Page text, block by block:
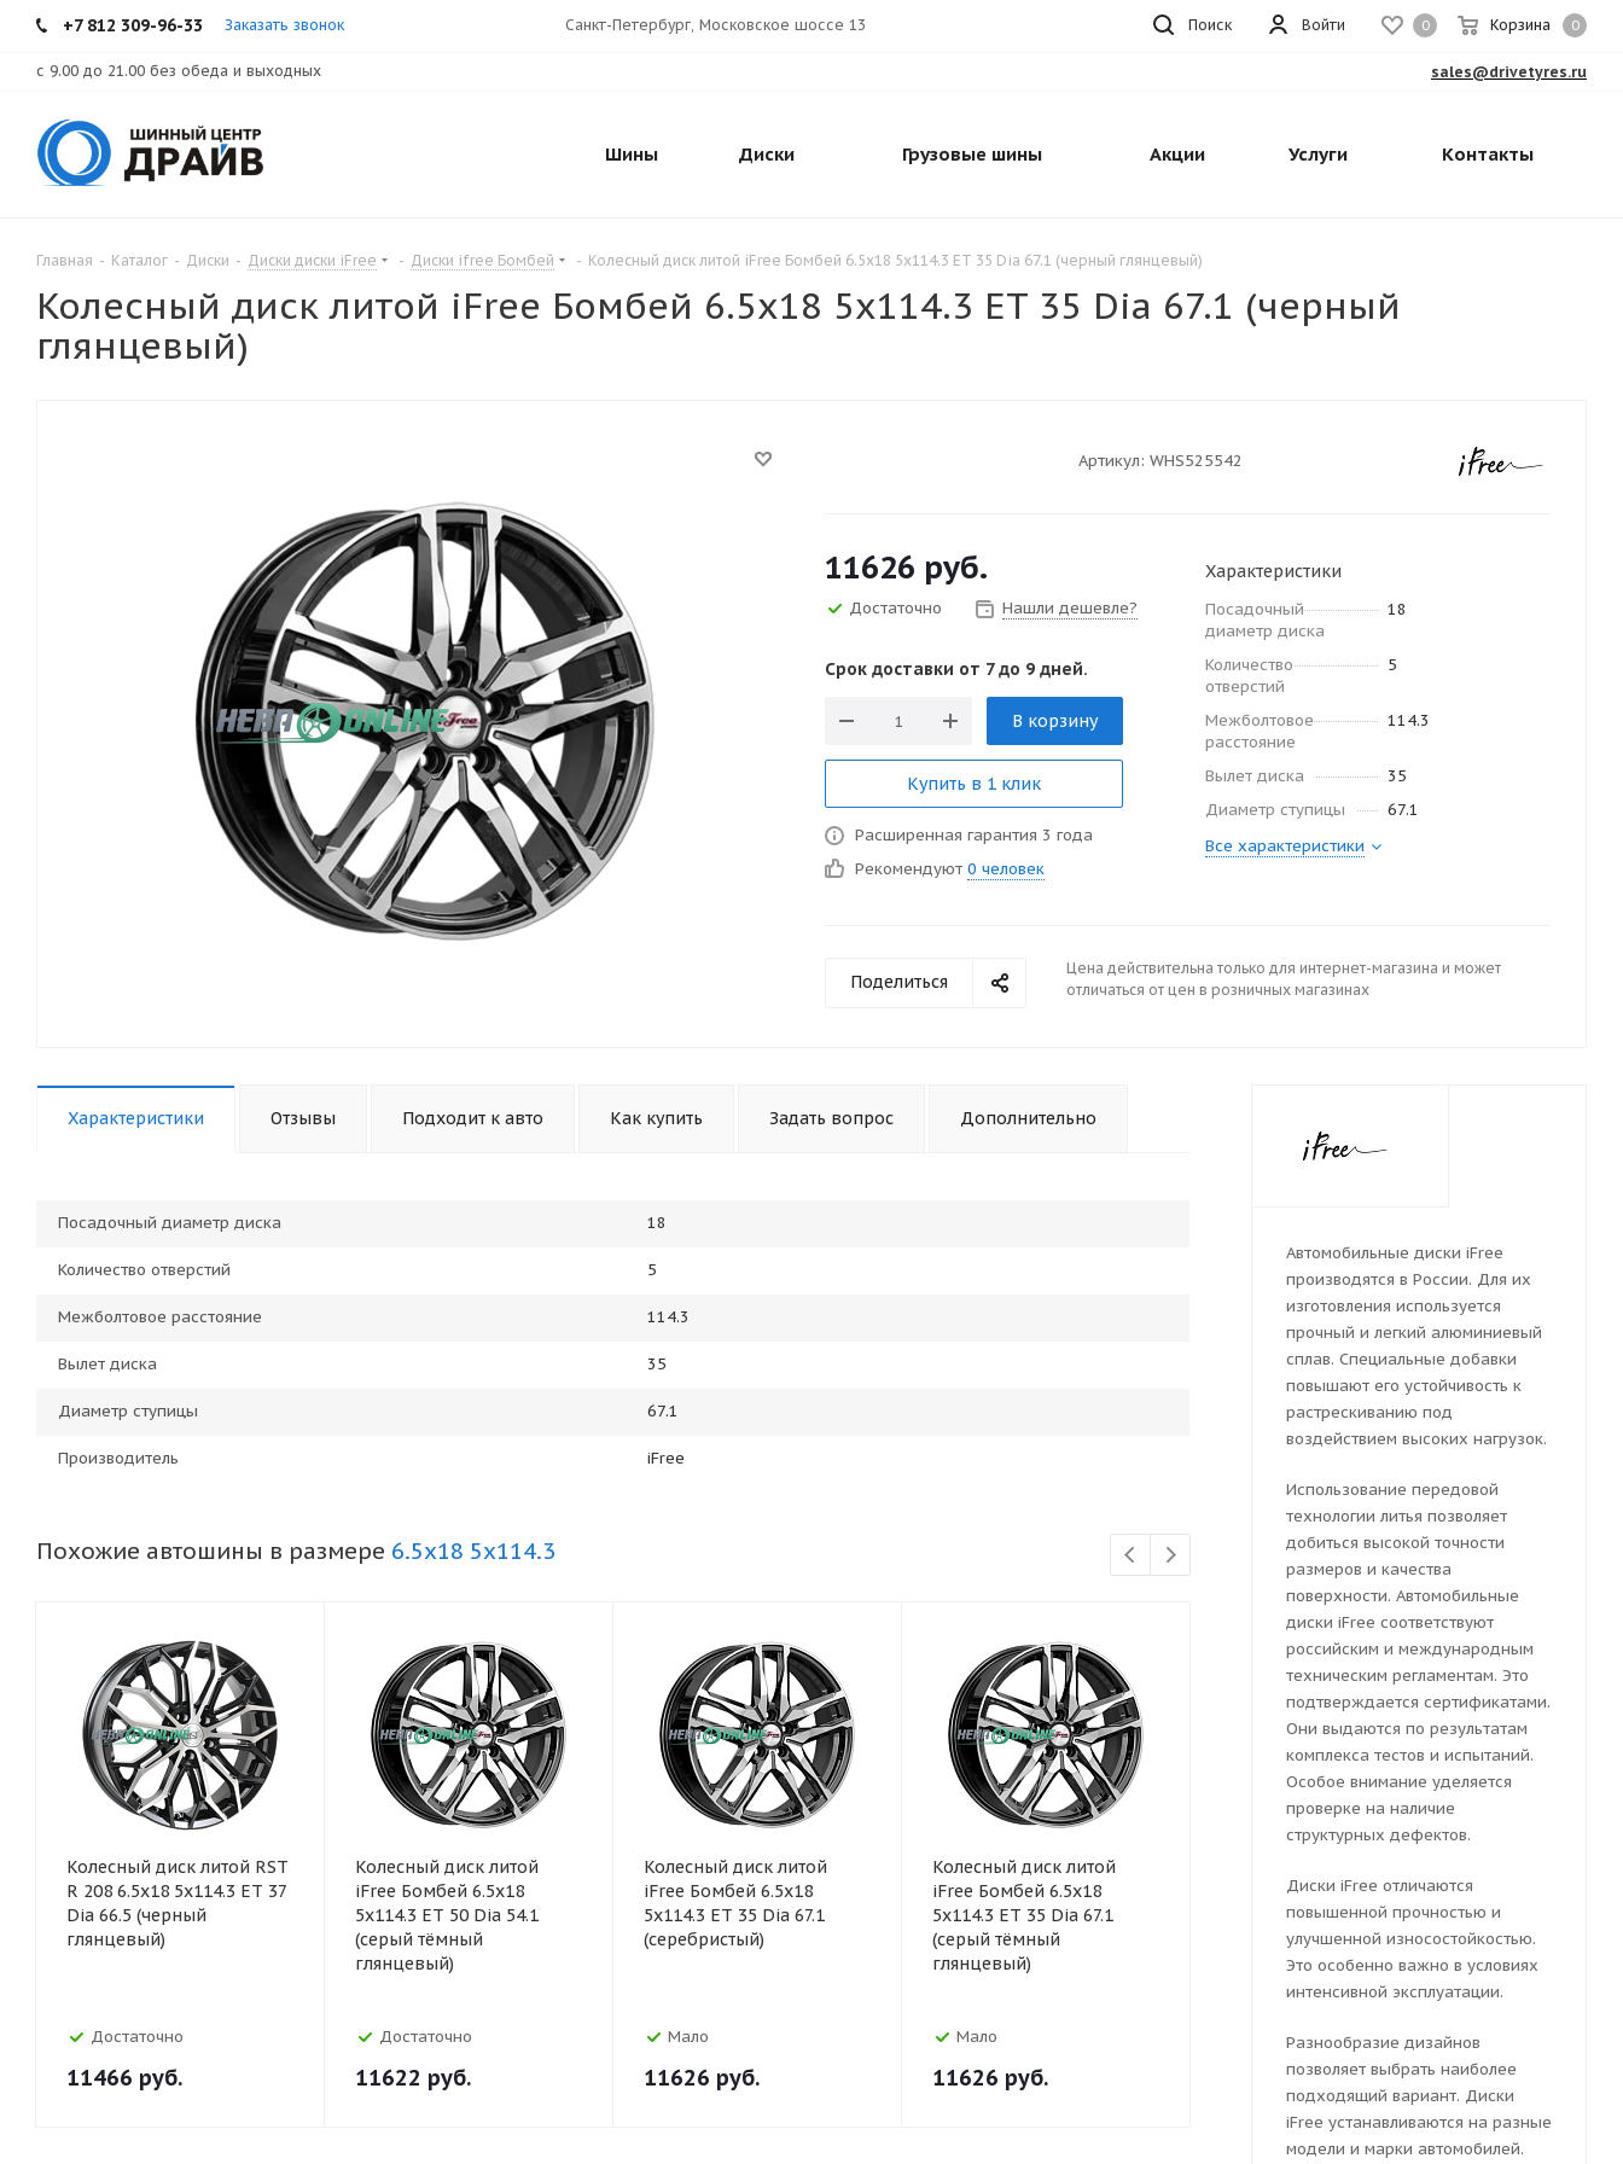
+7 812 309-96-33 Заказать звонок 0 Корзина 0
Войти
Санкт-Петербург, Московское шоссе 13 Поиск
с 9.00 до 21.00 без обеда и выходных sales@drivetyres.ru
Шины Диски Грузовые шины Акции Услуги Контакты
Главная - Каталог - Диски - Диски диски iFree - Диски ifree Бомбей - Колесный диск литой iFree Бомбей 6.5x18 5x114.3 ET 35 Dia 67.1 (черный глянцевый)
Колесный диск литой iFree Бомбей 6.5x18 5x114.3 ET 35 Dia 67.1 (черный
глянцевый)
Артикул: WHS525542
11626 руб.
Достаточно Нашли дешевле?
Срок доставки от 7 до 9 дней.
В корзину
Купить в 1 клик
Расширенная гарантия 3 года
Рекомендуют 0 человек
Характеристики
Посадочный
диаметр диска
18
Количество
отверстий
5
Межболтовое
расстояние
114.3
Вылет диска
35
Диаметр ступицы
67.1
Все характеристики
Поделиться
Цена действительна только для интернет-магазина и может
отличаться от цен в розничных магазинах
Характеристики Отзывы Подходит к авто Как купить Задать вопрос Дополнительно
Посадочный диаметр диска 18
Количество отверстий 5
Межболтовое расстояние 114.3
Вылет диска 35
Диаметр ступицы 67.1
Производитель iFree
Похожие автошины в размере 6.5x18 5x114.3
Колесный диск литой RST
R 208 6.5x18 5x114.3 ET 37
Dia 66.5 (черный
глянцевый)
Достаточно
11466 руб.
Колесный диск литой
iFree Бомбей 6.5x18
5x114.3 ET 50 Dia 54.1
(серый тёмный
глянцевый)
Достаточно
11622 руб.
Колесный диск литой
iFree Бомбей 6.5x18
5x114.3 ET 35 Dia 67.1
(серебристый)
Мало
11626 руб.
Колесный диск литой
iFree Бомбей 6.5x18
5x114.3 ET 35 Dia 67.1
(серый тёмный
глянцевый)
Мало
11626 руб.
iFree Бомбей 6.5x18
5x114.3 ET 37 Dia 66.6
(серебристый темный)
Много
11626руб. 11626
Автомобильные диски iFree
производятся в России. Для их
изготовления используется
прочный и легкий алюминиевый
сплав. Специальные добавки
повышают его устойчивость к
растрескиванию под
воздействием высоких нагрузок.
Использование передовой
технологии литья позволяет
добиться высокой точности
размеров и качества
поверхности. Автомобильные
диски iFree соответствуют
российским и международным
техническим регламентам. Это
подтверждается сертификатами.
Они выдаются по результатам
комплекса тестов и испытаний.
Особое внимание уделяется
проверке на наличие
структурных дефектов.
Диски iFree отличаются
повышенной прочностью и
улучшенной износостойкостью.
Это особенно важно в условиях
интенсивной эксплуатации.
Разнообразие дизайнов
позволяет выбрать наиболее
подходящий вариант. Диски
iFree устанавливаются на разные
модели и марки автомобилей.